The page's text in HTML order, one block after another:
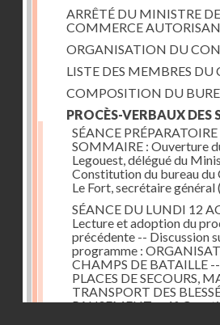
ARRÊTÉ DU MINISTRE
COMMERCE
ORGANISATION DU
LISTE DES MEMBRES DU
COMPOSITION DU
PROCÈS-VERBAUX DES
SÉANCE
SOMMAIRE : Ouverture
Legouest, délégué du
Constitution du bureau du
Le Fort, secrétaire général
SÉANCE DU LUNDI 12
Lecture et adoption du
précédente -- Discussion
programme :
CHAMPS DE BATAILLE
PLACES DE SECOURS,
TRANSPORT DES
PANSEMENT -- 1°